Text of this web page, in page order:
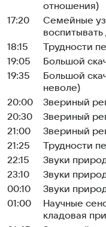
отношения)
17:20
Семейные
18:15
Трудности
19:05
Большой
19:35
Большой
неволе)
20:00
Звериный
20:30
Звериный
21:00
Звериный
21:25
Трудности
22:15
Звуки
23:10
Звуки
00:10
Звуки
01:00
Научные
кладовая